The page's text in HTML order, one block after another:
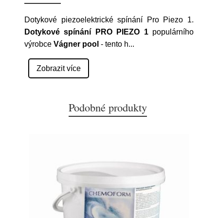
Dotykové piezoelektrické spínání Pro Piezo 1.
Dotykové spínání PRO PIEZO 1populárního
výrobce Vágner pool - tento h...
Zobrazit více
Podobné produkty